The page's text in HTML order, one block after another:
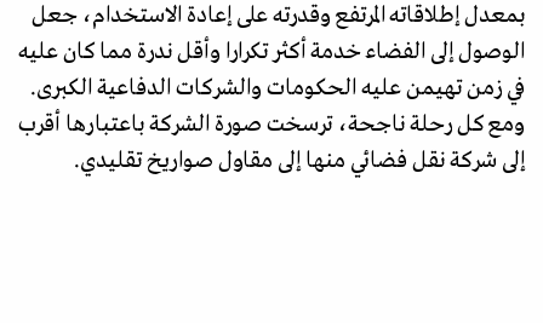
بمعدل إطلاقاته المرتفع وقدرته على إعادة الاستخدام، جعل
الوصول إلى الفضاء خدمة أكثر تكرارا وأقل ندرة مما كان عليه
في زمن تهيمن عليه الحكومات والشركات الدفاعية الكبرى.
ومع كل رحلة ناجحة، ترسخت صورة الشركة باعتبارها أقرب
إلى شركة نقل فضائي منها إلى مقاول صواريخ تقليدي.